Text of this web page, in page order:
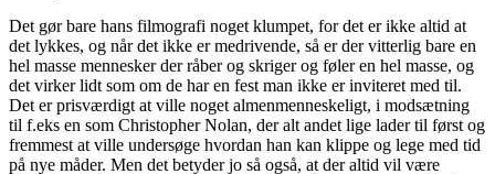
Det gør bare hans filmografi noget klumpet, for det er ikke altid at
det lykkes, og når det ikke er medrivende, så er der vitterlig bare en
hel masse mennesker der råber og skriger og føler en hel masse, og
det virker lidt som om de har en fest man ikke er inviteret med til.
Det er prisværdigt at ville noget almenmenneskeligt, i modsætning
til f.eks en som Christopher Nolan, der alt andet lige lader til først og
fremmest at ville undersøge hvordan han kan klippe og lege med tid
på nye måder. Men det betyder jo så også, at der altid vil være